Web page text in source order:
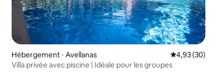
Hébergement ⋅ Avellanas Évaluation
4,93 (30)
Villa privée avec piscine | Idéale pour les groupes